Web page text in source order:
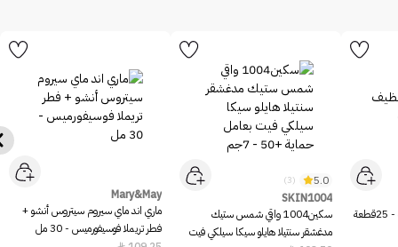
5.0
(3)
SKIN1004
سكين1004 واقي شمس ستيك
مدغشقر سنتيلا هايلو سيكا سيلكي فيت
Mary&May
ماري اند ماي سيروم سيتروس أنشو +
فطر تريملا فوسيفورميس - 30 مل